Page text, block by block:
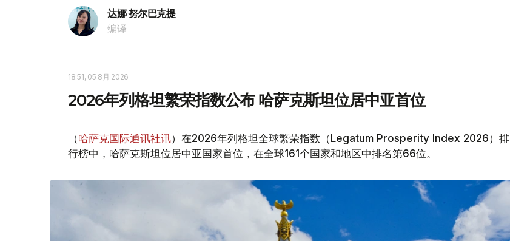
达娜 努尔巴克提
编译
18:51, 05 8月 2026
2026年列格坦繁荣指数公布 哈萨克斯坦位居中亚首位
（哈萨克国际通讯社讯）在2026年列格坦全球繁荣指数（Legatum Prosperity Index 2026）排
行榜中，哈萨克斯坦位居中亚国家首位，在全球161个国家和地区中排名第66位。